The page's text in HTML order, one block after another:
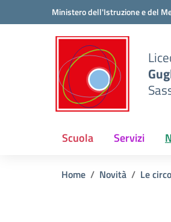
Vai ai contenuti
Vai al menu di navigazioneMinistero dell'Istruzione e del
Scuola Servizi
Home Novità Le